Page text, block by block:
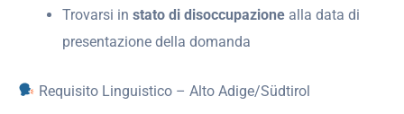
Trovarsi instato di disoccupazione alla data di
presentazione della domanda
Requisito Linguistico – Alto Adige/Südtirol